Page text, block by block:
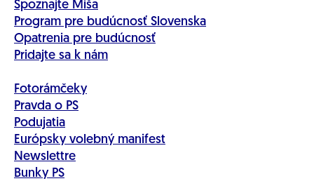
Spoznajte Miša
Program pre budúcnosť Slovenska
Opatrenia pre budúcnosť
Pridajte sa k nám
Fotorámčeky
Pravda o PS
Podujatia
Európsky volebný manifest
Newslettre
Bunky PS